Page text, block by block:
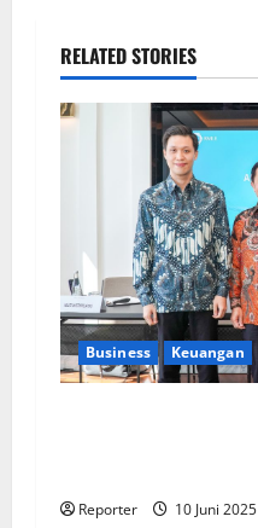
RELATED STORIES
Business Keuangan
Reporter 10 Juni 2025